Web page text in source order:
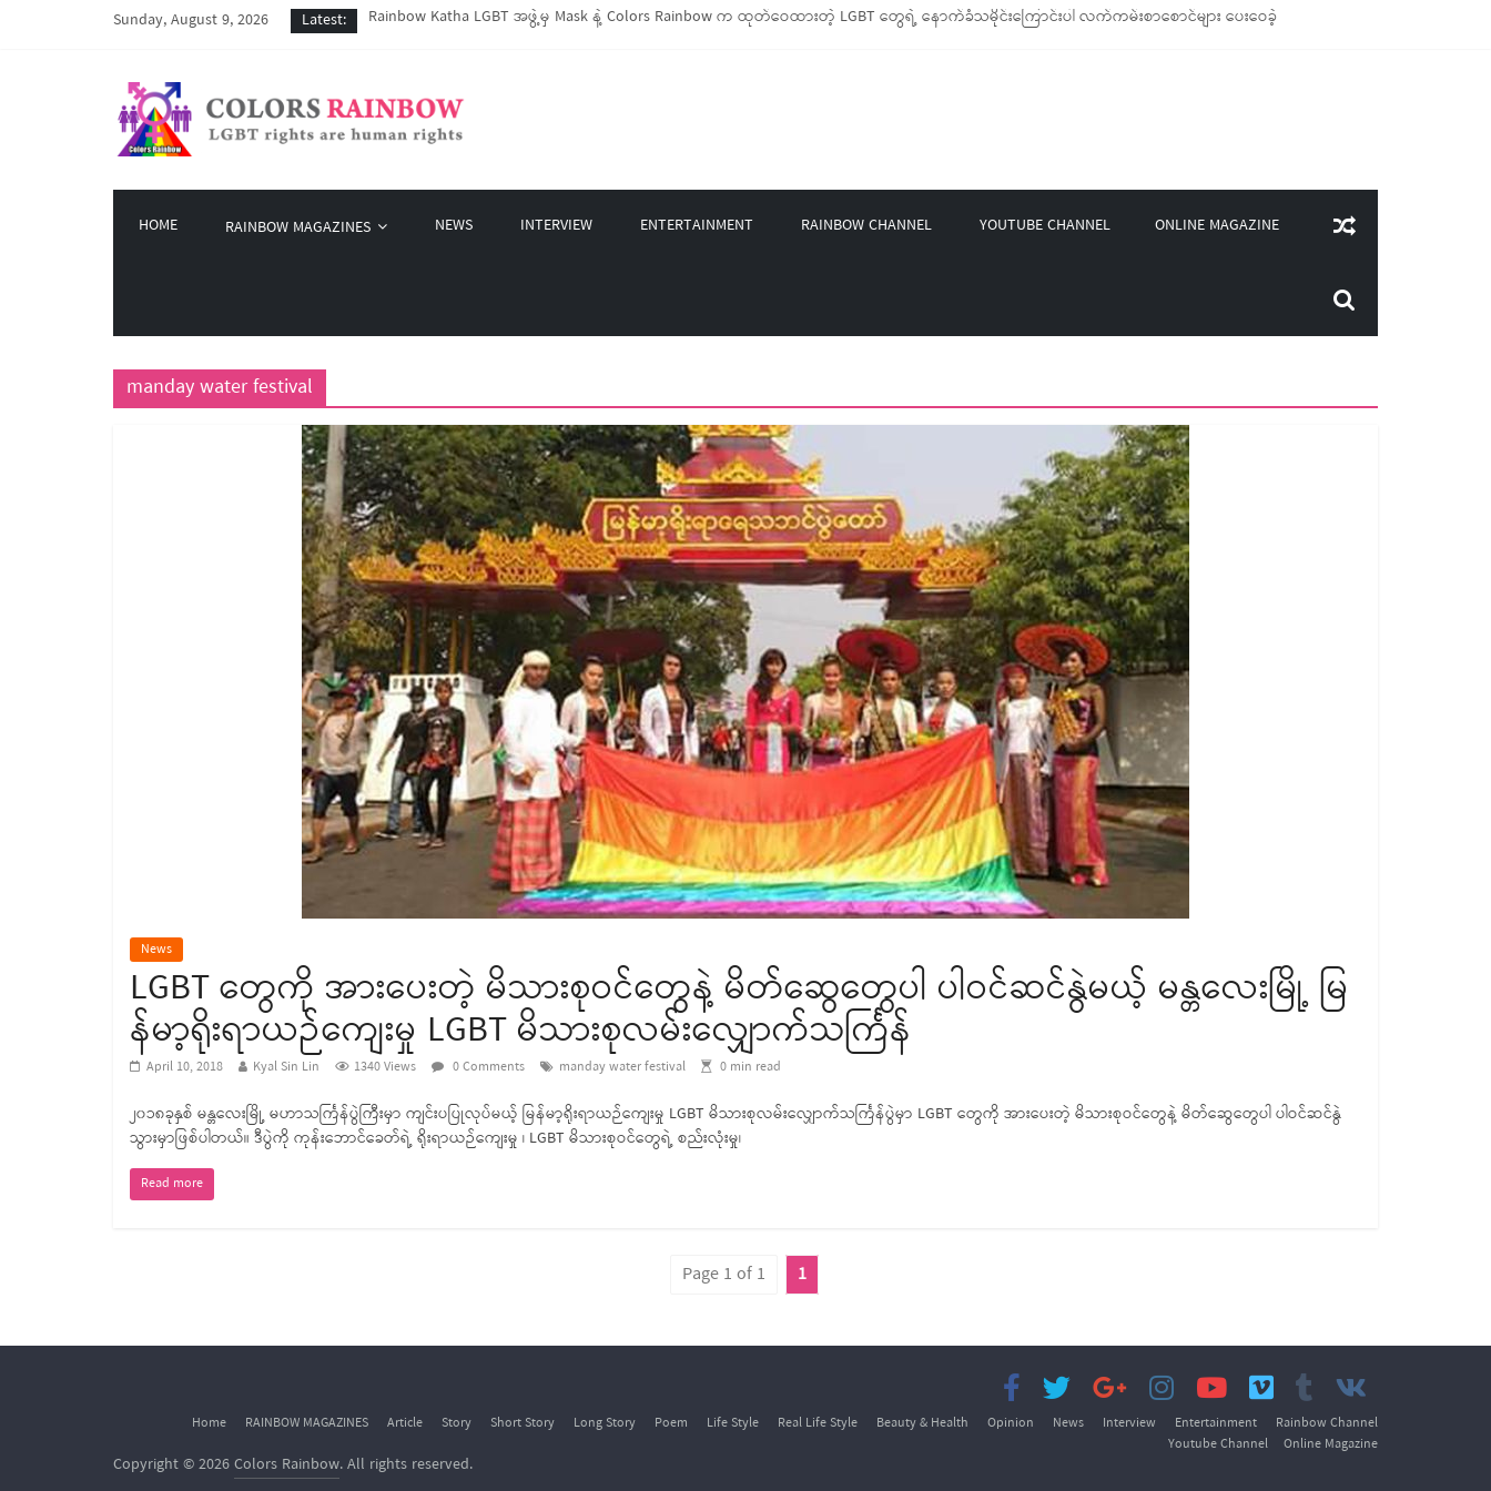
Sunday, August 9, 2026 Latest:
Rainbow Katha LGBT အဖွဲ့မှ Mask နဲ့ Colors Rainbow က ထုတ်ဝေထားတဲ့ LGBT တွေရဲ့ နောက်ခံသမိုင်းကြောင်းပါ လက်ကမ်းစာစောင်များ ပေးဝေခဲ့
COVID-19 ကာလအတွင်း LGBTIQ အိမ်ထောင်စု (၁၀၀၀)ကျော်ကို ကျပ်သိန်းပေါင်း(၄၀၀)ကျော်တန်ဖိုးရှိ မီးဖိုချောင်သုံး ကုန်ပစ္စည်းများ ထောက်ပံ့ခဲ့
Colors Rainbow မှ စက်တင်ဘာလအတွင်း အွန်လိုင်းသင်တန်းနှစ်ခု ဖွင့်လှစ်ပေးနိုင်ခဲ့
HOME RAINBOW MAGAZINES NEWS INTERVIEW ENTERTAINMENT RAINBOW CHANNEL YOUTUBE CHANNEL ONLINE MAGAZINE
manday water festival
News
LGBT တွေကို အားပေးတဲ့ မိသားစုဝင်တွေနဲ့ မိတ်ဆွေတွေပါ ပါဝင်ဆင်နွဲမယ့် မန္တလေးမြို့ မြ
န်မာ့ရိုးရာယဉ်ကျေးမှု LGBT မိသားစုလမ်းလျှောက်သင်္ကြန်
April 10, 2018 Kyal Sin Lin 1340 Views 0 Comments manday water festival 0 min read
၂၀၁၈ခုနှစ် မန္တလေးမြို့ မဟာသင်္ကြန်ပွဲကြီးမှာ ကျင်းပပြုလုပ်မယ့် မြန်မာ့ရိုးရာယဉ်ကျေးမှု LGBT မိသားစုလမ်းလျှောက်သင်္ကြန်ပွဲမှာ LGBT တွေကို အားပေးတဲ့ မိသားစုဝင်တွေနဲ့ မိတ်ဆွေတွေပါ ပါဝင်ဆင်နွဲ
သွားမှာဖြစ်ပါတယ်။ ဒီပွဲကို ကုန်းဘောင်ခေတ်ရဲ့ ရိုးရာယဉ်ကျေးမှု ၊ LGBT မိသားစုဝင်တွေရဲ့ စည်းလုံးမှု၊
Read more
Page 1 of 1 1
Home RAINBOW MAGAZINES Article Story Short Story Long Story Poem Life Style Real Life Style Beauty & Health Opinion News Interview Entertainment
Rainbow Channel
Youtube Channel
Online Magazine
Copyright © 2026Colors Rainbow. All rights reserved.